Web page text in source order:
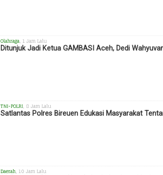
Olahraga , 1 Jam Lalu
Ditunjuk Jadi Ketua GAMBASI Aceh, Dedi
TNI-POLRI , 8 Jam Lalu
Satlantas Polres Bireuen Edukasi Masyarakat
Daerah , 10 Jam Lalu